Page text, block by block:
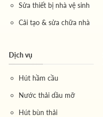
Sửa thiết bị nhà vệ sinh
Cải tạo & sửa chữa nhà
Dịch vụ
Hút hầm cầu
Nước thải dầu mỡ
Hút bùn thải